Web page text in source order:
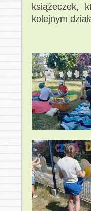
książeczek,
kolejnym